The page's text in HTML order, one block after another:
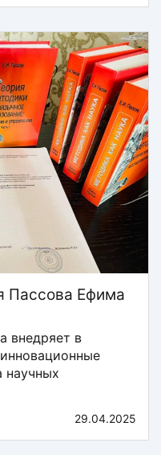
Пассова Ефима
внедряет в
научных
29.04.2025